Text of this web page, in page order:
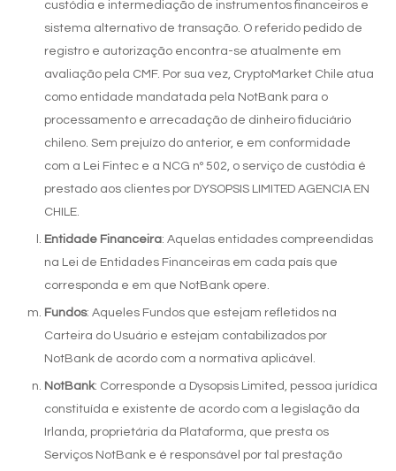
custódia e intermediação de instrumentos financeiros e
sistema alternativo de transação. O referido pedido de
registro e autorização encontra-se atualmente em
avaliação pela CMF. Por sua vez, CryptoMarket Chile atua
como entidade mandatada pela NotBank para o
processamento e arrecadação de dinheiro fiduciário
chileno. Sem prejuízo do anterior, e em conformidade
com a Lei Fintec e a NCG nº 502, o serviço de custódia é
prestado aos clientes por DYSOPSIS LIMITED AGENCIA EN
CHILE.
Entidade Financeira: Aquelas entidades compreendidas
na Lei de Entidades Financeiras em cada país que
corresponda e em que NotBank opere.
Fundos: Aqueles Fundos que estejam refletidos na
Carteira do Usuário e estejam contabilizados por
NotBank de acordo com a normativa aplicável.
NotBank: Corresponde a Dysopsis Limited, pessoa jurídica
constituída e existente de acordo com a legislação da
Irlanda, proprietária da Plataforma, que presta os
Serviços NotBank e é responsável por tal prestação